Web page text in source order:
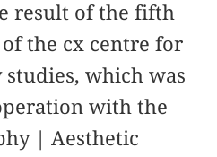
result of the fifth
the cx centre for
which was
with the
| Aesthetic